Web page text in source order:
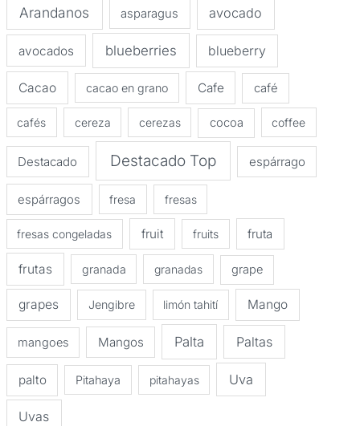
Arandanos asparagus avocado
avocados blueberries blueberry
Cacao cacao en grano Cafe café
cafés cereza cerezas cocoa coffee
Destacado Destacado Top espárrago
espárragos fresa fresas
fresas congeladas fruit fruits fruta
frutas granada granadas grape
grapes Jengibre limón tahití Mango
mangoes Mangos Palta Paltas
palto Pitahaya pitahayas Uva
Uvas